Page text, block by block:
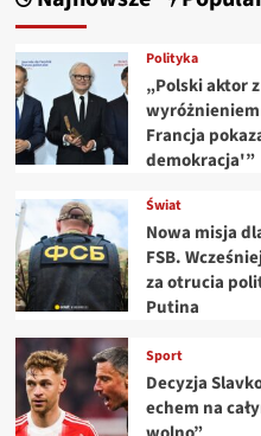
Polityka
„Polski aktor
Francja
demokracja'”
Świat
Nowa misja
FSB.
za otrucia
Putina
Sport
Decyzja
echem na